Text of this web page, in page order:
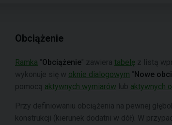
Obciążenie
Ramka "Obciążenie" zawiera tabelę z listą
wykonuje się w oknie dialogowym "Nowe
pomocą aktywnych wymiarów lub aktywnych
Przy definiowaniu obciążenia na pewnej
konstrukcji (kierunek dodatni w dół). W